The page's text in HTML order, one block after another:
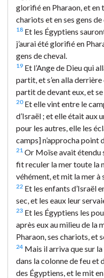
glorifié en Pharaon, et en
chariots et en ses gens de
18 Et les Égyptiens
j’aurai été glorifié en
gens de cheval.
19 Et l’Ange de Dieu qui
partit, et s’en alla
partit de devant eux, et
20Et elle vint entre le
d’Israël ; et elle était aux
pour les autres, elle les
camps] n’approcha point
21 Or Moïse avait étendu
fit reculer la mer toute la
véhément, et mit la mer à
22 Et les enfants d’Israël
sec, et les eaux leur
23 Et les Égyptiens les
après eux au milieu de la
Pharaon, ses chariots, et
24 Mais il arriva que sur
dans la colonne de feu et
des Égyptiens, et le mit